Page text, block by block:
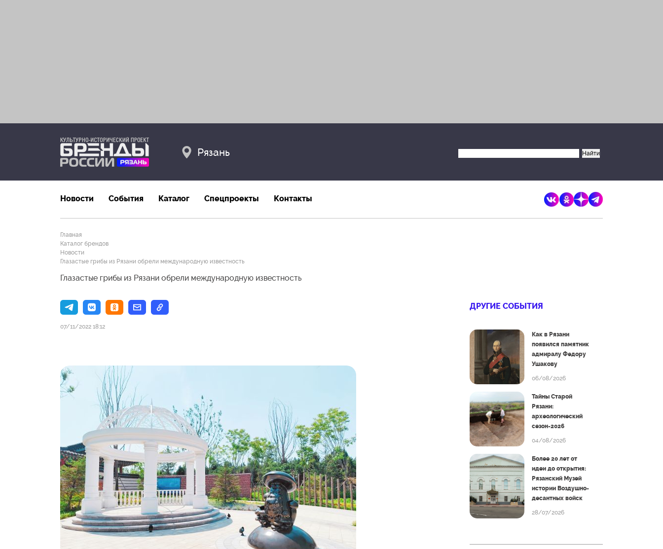
Рязань
Новости События Каталог Спецпроекты Контакты
Главная
Каталог брендов
Новости
Глазастые грибы из Рязани обрели международную известность
Глазастые грибы из Рязани обрели международную известность
07/11/2022 18:12
ДРУГИЕ СОБЫТИЯ
Как в Рязани
появился памятник
адмиралу Федору
Ушакову
06/08/2026
Тайны Старой
Рязани:
археологический
сезон-2026
04/08/2026
Более 20 лет от
идеи до открытия:
Рязанский Музей
истории Воздушно-
десантных войск
28/07/2026